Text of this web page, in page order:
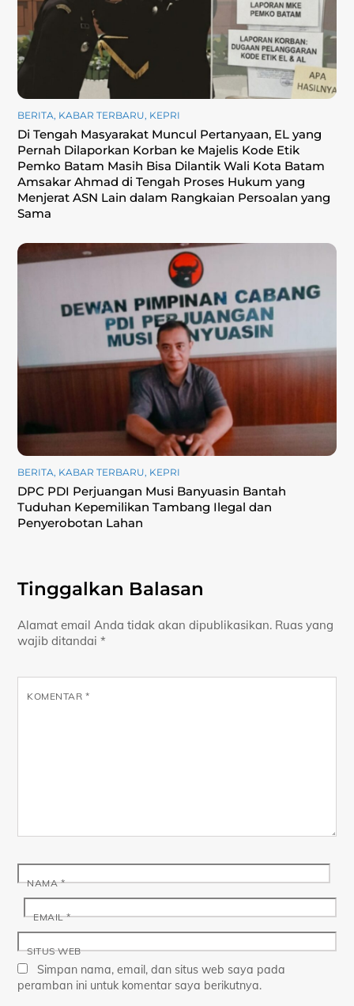
BERITA, KABAR TERBARU, KEPRI
Di Tengah Masyarakat Muncul Pertanyaan, EL yang
Pernah Dilaporkan Korban ke Majelis Kode Etik
Pemko Batam Masih Bisa Dilantik Wali Kota Batam
Amsakar Ahmad di Tengah Proses Hukum yang
Menjerat ASN Lain dalam Rangkaian Persoalan yang
Sama
BERITA, KABAR TERBARU, KEPRI
DPC PDI Perjuangan Musi Banyuasin Bantah
Tuduhan Kepemilikan Tambang Ilegal dan
Penyerobotan Lahan
Tinggalkan Balasan
Alamat email Anda tidak akan dipublikasikan. Ruas yang
wajib ditandai*
KOMENTAR *
NAMA*
EMAIL*
SITUS WEB
Simpan nama, email, dan situs web saya pada
peramban ini untuk komentar saya berikutnya.